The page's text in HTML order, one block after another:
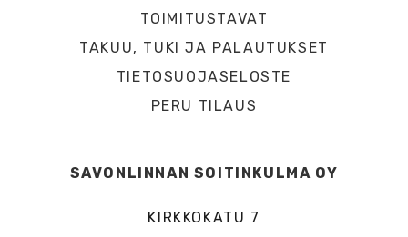
TOIMITUSTAVAT
TAKUU, TUKI JA PALAUTUKSET
TIETOSUOJASELOSTE
PERU TILAUS
SAVONLINNAN SOITINKULMA OY
KIRKKOKATU 7